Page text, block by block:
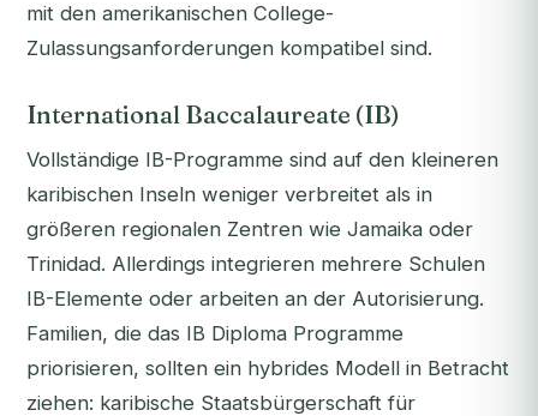
mit den amerikanischen College-
Zulassungsanforderungen kompatibel sind.
International Baccalaureate (IB)
Vollständige IB-Programme sind auf den kleineren
karibischen Inseln weniger verbreitet als in
größeren regionalen Zentren wie Jamaika oder
Trinidad. Allerdings integrieren mehrere Schulen
IB-Elemente oder arbeiten an der Autorisierung.
Familien, die das IB Diploma Programme
priorisieren, sollten ein hybrides Modell in Betracht
ziehen: karibische Staatsbürgerschaft für